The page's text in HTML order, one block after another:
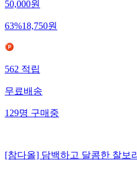
50,000원
63%18,750원
562적립
무료배송
129명구매중
[참다올] 담백하고 달콤한 찰보